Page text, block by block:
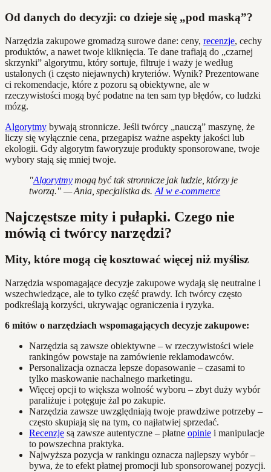
Od danych do decyzji: co dzieje się „pod maską”?
Narzędzia zakupowe gromadzą surowe dane: ceny, recenzje, cechy
produktów, a nawet twoje kliknięcia. Te dane trafiają do „czarnej
skrzynki” algorytmu, który sortuje, filtruje i waży je według
ustalonych (i często niejawnych) kryteriów. Wynik? Prezentowane
ci rekomendacje, które z pozoru są obiektywne, ale w
rzeczywistości mogą być podatne na ten sam typ błędów, co ludzki
mózg.
Algorytmy bywają stronnicze. Jeśli twórcy „nauczą” maszynę, że
liczy się wyłącznie cena, przegapisz ważne aspekty jakości lub
ekologii. Gdy algorytm faworyzuje produkty sponsorowane, twoje
wybory stają się mniej twoje.
"Algorytmymogą być tak stronnicze jak ludzie, którzy je
tworzą." — Ania, specjalistka ds. AI w e-commerce
Najczęstsze mity i pułapki. Czego nie
mówią ci twórcy narzędzi?
Mity, które mogą cię kosztować więcej niż myślisz
Narzędzia wspomagające decyzje zakupowe wydają się neutralne i
wszechwiedzące, ale to tylko część prawdy. Ich twórcy często
podkreślają korzyści, ukrywając ograniczenia i ryzyka.
6 mitów o narzędziach wspomagających decyzje zakupowe:
Narzędzia są zawsze obiektywne – w rzeczywistości wiele
rankingów powstaje na zamówienie reklamodawców.
Personalizacja oznacza lepsze dopasowanie – czasami to
tylko maskowanie nachalnego marketingu.
Więcej opcji to większa wolność wyboru – zbyt duży wybór
paraliżuje i potęguje żal po zakupie.
Narzędzia zawsze uwzględniają twoje prawdziwe potrzeby –
często skupiają się na tym, co najłatwiej sprzedać.
Recenzje są zawsze autentyczne – płatne opinie i manipulacje
to powszechna praktyka.
Najwyższa pozycja w rankingu oznacza najlepszy wybór –
bywa, że to efekt płatnej promocji lub sponsorowanej pozycji.